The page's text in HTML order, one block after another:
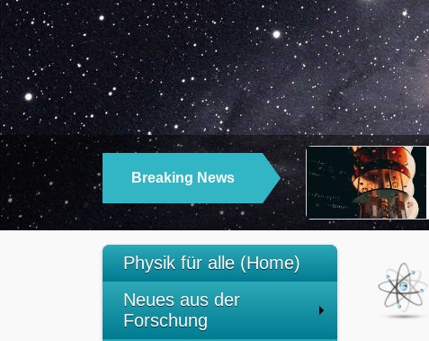
Breaking News
Physik für alle (Home)
Neues aus der
Forschung